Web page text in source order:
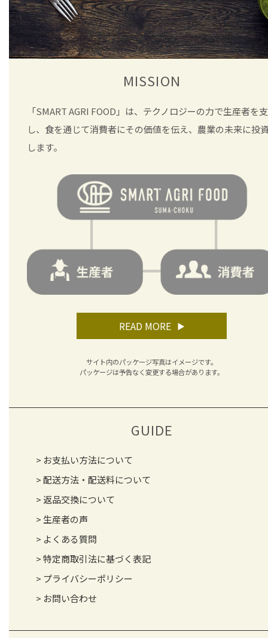
MISSION
「SMART AGRI FOOD」は、テクノロジーの力で生産者を
し、食を通じて消費者にその価値を伝え、農業の未来に投
します。
READ MORE
サイト内のパッケージ写真はイメージです。
パッケージは予告なく変更する場合があります。
GUIDE
お支払い方法について
配送方法・配送料について
返品交換について
生産者の声
よくある質問
特定商取引法に基づく表記
プライバシーポリシー
お問い合わせ